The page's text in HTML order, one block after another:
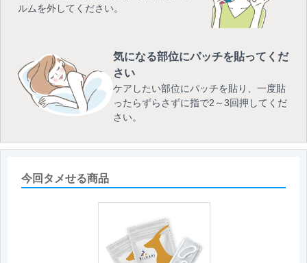
ルムを外してください。
気になる部位にパッチを貼ってくだ
さい
ケアしたい部位にパッチを貼り、一度貼
ったらずらさずに指で2～3回押してくだ
さい。
今回タメせる商品